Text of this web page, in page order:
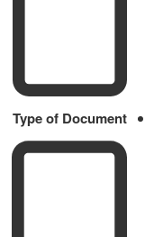
Type of Document